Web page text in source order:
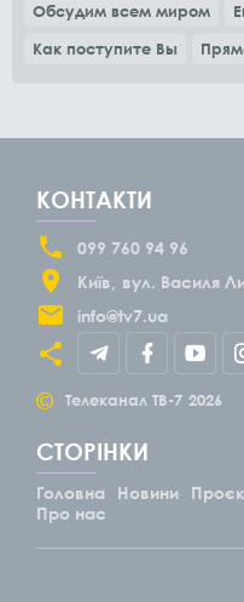
Обсудим всем миром
Как поступите Вы
КОНТАКТИ
099 760 94 96
Київ
вул. Василя
info@tv7.ua
© Телеканал ТВ-7 2026
СТОРІНКИ
Головна Новини
Про нас